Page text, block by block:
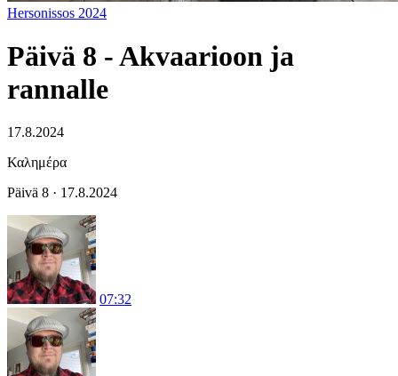
Hersonissos 2024
Päivä 8 - Akvaarioon ja
rannalle
17.8.2024
Καλημέρα
Päivä 8 · 17.8.2024
07:32